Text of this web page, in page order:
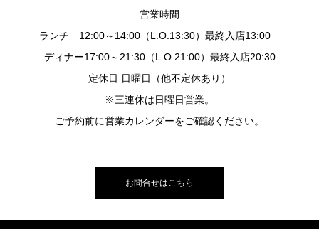
営業時間
ランチ 12:00～14:00（L.O.13:30）最終入店13:00
ディナー17:00～21:30（L.O.21:00）最終入店20:30
定休日 日曜日（他不定休あり）
※三連休は日曜日営業。
ご予約前に営業カレンダーをご確認ください。
お問合せはこちら